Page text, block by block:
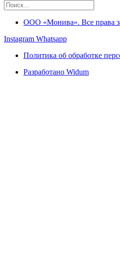
ООО «Монива». Все права
Instagram Whatsapp
Политика об обработке
Разработано Widum